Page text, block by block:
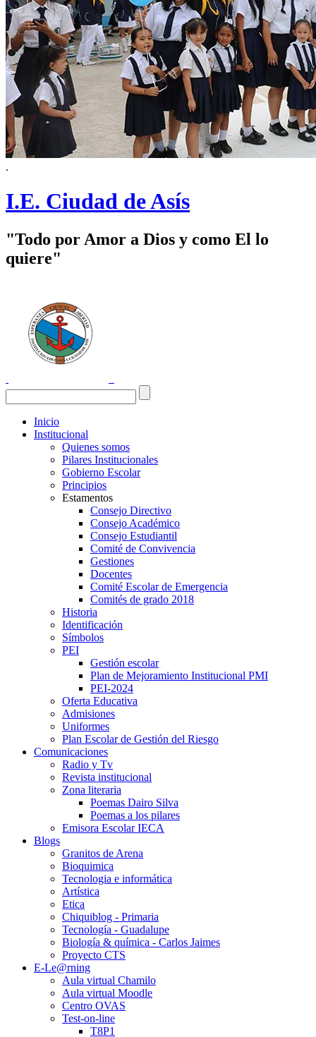
.
I.E. Ciudad de Asís
"Todo por Amor a Dios y como El lo
quiere"
Inicio
Institucional
Quienes somos
Pilares Institucionales
Gobierno Escolar
Principios
Estamentos
Consejo Directivo
Consejo Académico
Consejo Estudiantil
Comité de Convivencia
Gestiones
Docentes
Comité Escolar de Emergencia
Comités de grado 2018
Historia
Identificación
Símbolos
PEI
Gestión escolar
Plan de Mejoramiento Institucional PMI
PEI-2024
Oferta Educativa
Admisiones
Uniformes
Plan Escolar de Gestión del Riesgo
Comunicaciones
Radio y Tv
Revista institucional
Zona literaria
Poemas Dairo Silva
Poemas a los pilares
Emisora Escolar IECA
Blogs
Granitos de Arena
Bioquimica
Tecnologia e informática
Artística
Etica
Chiquiblog - Primaria
Tecnología - Guadalupe
Biología & química - Carlos Jaimes
Proyecto CTS
E-Le@rning
Aula virtual Chamilo
Aula virtual Moodle
Centro OVAS
Test-on-line
T8P1